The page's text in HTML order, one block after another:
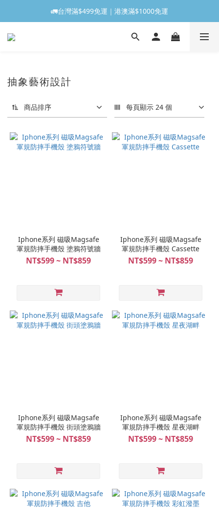
🚛台灣滿$499免運｜港澳滿$1000免運
抽象藝術設計
商品排序 每頁顯示 24 個
Iphone系列 磁吸Magsafe
軍規防摔手機殼 塗鴉符號牆
NT$599 ~ NT$859
Iphone系列 磁吸Magsafe
軍規防摔手機殼 Cassette
NT$599 ~ NT$859
Iphone系列 磁吸Magsafe
軍規防摔手機殼 街頭塗鴉牆
NT$599 ~ NT$859
Iphone系列 磁吸Magsafe
軍規防摔手機殼 星夜湖畔
NT$599 ~ NT$859